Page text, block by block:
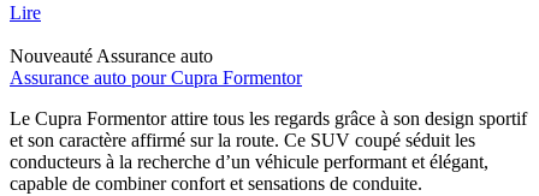
Lire
Nouveauté Assurance auto
Assurance auto pour Cupra Formentor
Le Cupra Formentor attire tous les regards grâce à son design sportif
et son caractère affirmé sur la route. Ce SUV coupé séduit les
conducteurs à la recherche d’un véhicule performant et élégant,
capable de combiner confort et sensations de conduite.